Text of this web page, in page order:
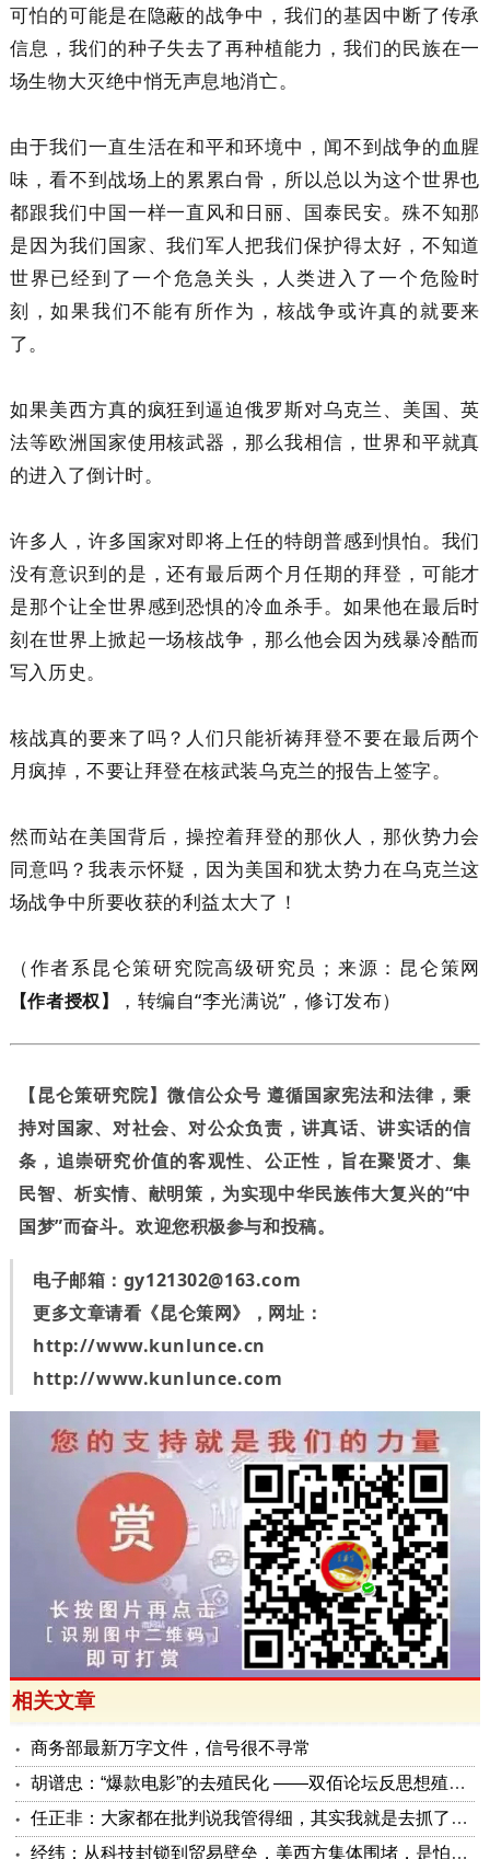
可怕的可能是在隐蔽的战争中，我们的基因中断了传承
信息，我们的种子失去了再种植能力，我们的民族在一
场生物大灭绝中悄无声息地消亡。
由于我们一直生活在和平和环境中，闻不到战争的血腥
味，看不到战场上的累累白骨，所以总以为这个世界也
都跟我们中国一样一直风和日丽、国泰民安。殊不知那
是因为我们国家、我们军人把我们保护得太好，不知道
世界已经到了一个危急关头，人类进入了一个危险时
刻，如果我们不能有所作为，核战争或许真的就要来
了。
如果美西方真的疯狂到逼迫俄罗斯对乌克兰、美国、英
法等欧洲国家使用核武器，那么我相信，世界和平就真
的进入了倒计时。
许多人，许多国家对即将上任的特朗普感到惧怕。我们
没有意识到的是，还有最后两个月任期的拜登，可能才
是那个让全世界感到恐惧的冷血杀手。如果他在最后时
刻在世界上掀起一场核战争，那么他会因为残暴冷酷而
写入历史。
核战真的要来了吗？人们只能祈祷拜登不要在最后两个
月疯掉，不要让拜登在核武装乌克兰的报告上签字。
然而站在美国背后，操控着拜登的那伙人，那伙势力会
同意吗？我表示怀疑，因为美国和犹太势力在乌克兰这
场战争中所要收获的利益太大了！
（作者系昆仑策研究院高级研究员；来源：昆仑策网
【作者授权】 ，转编自“李光满说”，修订发布）
【昆仑策研究院】微信公众号 遵循国家宪法和法律，秉
持对国家、对社会、对公众负责，讲真话、讲实话的信
条，追崇研究价值的客观性、公正性，旨在聚贤才、集
民智、析实情、献明策，为实现中华民族伟大复兴的“中
国梦”而奋斗。欢迎您积极参与和投稿。
电子邮箱： gy121302@163.com
更多文章请看《昆仑策网》，网址：
http://www.kunlunce.cn
http://www.kunlunce.com
相关文章
商务部最新万字文件，信号很不寻常
胡谱忠：“爆款电影”的去殖民化 ——双佰论坛反思想殖民系列报告之五
任正非：大家都在批判说我管得细，其实我就是去抓了一些点激活原有政策这潭水
经纬：从科技封锁到贸易壁垒，美西方集体围堵，是怕被砸了金饭碗